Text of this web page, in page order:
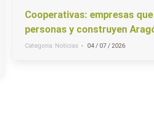
Cooperativas: empresas
personas y construyen
Categoria: Noticias 04 / 07 / 2026